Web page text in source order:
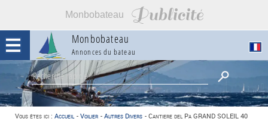
Monbobateau Publicité
Monbobateau
Annonces du bateau
Vous êtes ici : Accueil - Voilier - Autres Divers - Cantiere del Pa GRAND SOLEIL 40